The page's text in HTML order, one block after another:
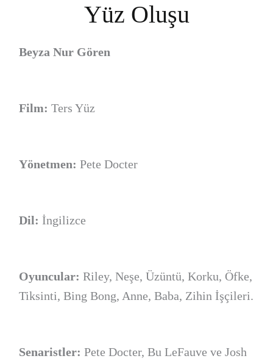
Yüz Oluşu
Beyza Nur Gören
Film: Ters Yüz
Yönetmen: Pete Docter
Dil: İngilizce
Oyuncular: Riley, Neşe, Üzüntü, Korku, Öfke,
Tiksinti, Bing Bong, Anne, Baba, Zihin İşçileri.
Senaristler: Pete Docter, Bu LeFauve ve Josh